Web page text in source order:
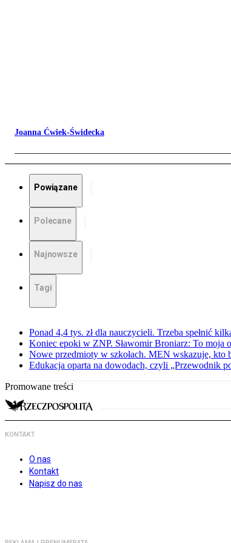
Joanna Ćwiek-Świdecka
Powiązane
Polecane
Najnowsze
Tagi
Ponad 4,4 tys. zł dla nauczycieli. Trzeba spełnić
Koniec epoki w ZNP. Sławomir Broniarz: To moja
Nowe przedmioty w szkołach. MEN wskazuje, kto
Edukacja oparta na dowodach, czyli „Przewodnik
Promowane treści
KONTAKT
O nas
Kontakt
Napisz do nas